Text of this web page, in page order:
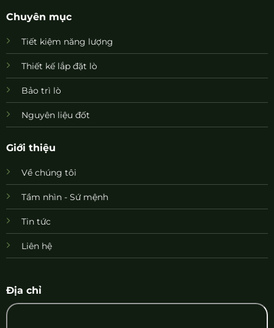
Chuyên mục
Tiết kiệm năng lượng
Thiết kế lắp đặt lò
Bảo trì lò
Nguyên liệu đốt
Giới thiệu
Về chúng tôi
Tầm nhìn - Sứ mệnh
Tin tức
Liên hệ
Địa chỉ